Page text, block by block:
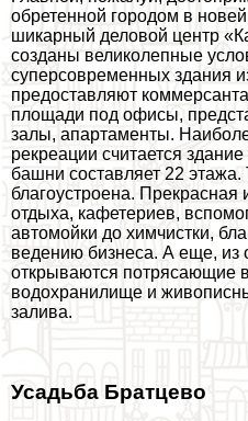
обретенной городом в
шикарный деловой центр
созданы великолепные
суперсовременных здания
предоставляют
площади под офисы,
залы, апартаменты.
рекреации считается
башни составляет 22
благоустроена. Прекрасная
отдыха, кафетериев,
автомойки до химчистки,
ведению бизнеса. А еще, из
открываются потрясающие
водохранилище и
залива.
Усадьба Братцево